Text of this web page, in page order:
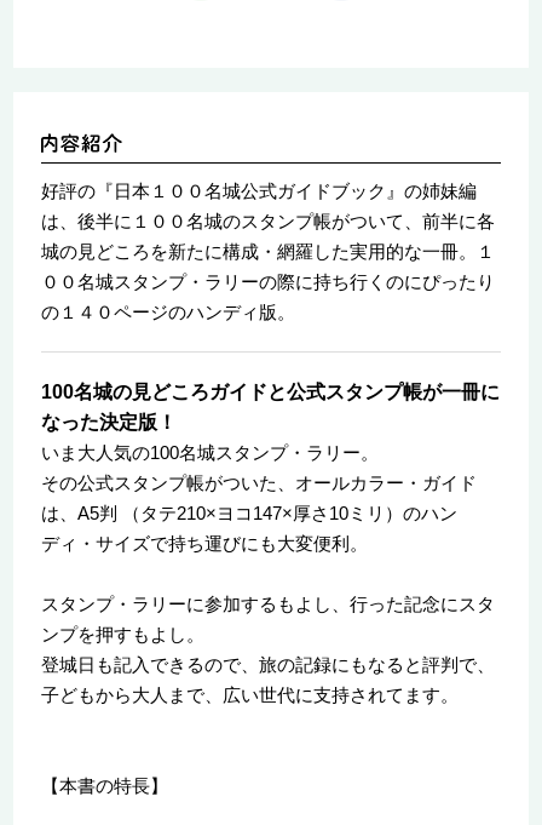
好評の『日本１００名城公式ガイドブック』の姉妹編
は、後半に１００名城のスタンプ帳がついて、前半に各
城の見どころを新たに構成・網羅した実用的な一冊。１
００名城スタンプ・ラリーの際に持ち行くのにぴったり
の１４０ページのハンディ版。
100名城の見どころガイドと公式スタンプ帳が一冊に
なった決定版！
いま大人気の100名城スタンプ・ラリー。
その公式スタンプ帳がついた、オールカラー・ガイド
は、A5判 （タテ210×ヨコ147×厚さ10ミリ）のハン
ディ・サイズで持ち運びにも大変便利。
スタンプ・ラリーに参加するもよし、行った記念にスタ
ンプを押すもよし。
登城日も記入できるので、旅の記録にもなると評判で、
子どもから大人まで、広い世代に支持されてます。
【本書の特長】